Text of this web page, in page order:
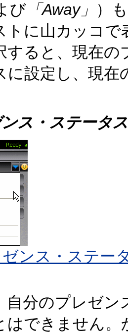
び 「Away」 ）
トに山カッコ
すると、現在
に設定し、現
ス・ステータ
ゼンス・ステー
自分のプレゼ
はできません